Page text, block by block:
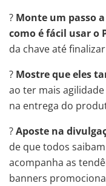
? Monte um passo
como é fácil usar o
da chave até
? Mostre que eles
ao ter mais
na entrega do
?Aposte na
de que todos
acompanha as
banners